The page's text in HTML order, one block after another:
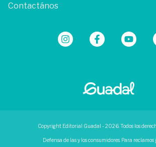
Contactános
Copyright Editorial Guadal - 2026. Todos los
Defensa de las y los consumidores. Para reclamos